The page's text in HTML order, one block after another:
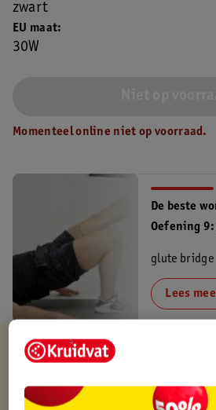
EU maat
30W
zwart
Momenteel online niet op voorraad.
De beste
Oefening
glute bridge
Lees
Verkocht en verstuurd door
Binnen 1 werkdag verstuurd
Gratis thuisbezorgd